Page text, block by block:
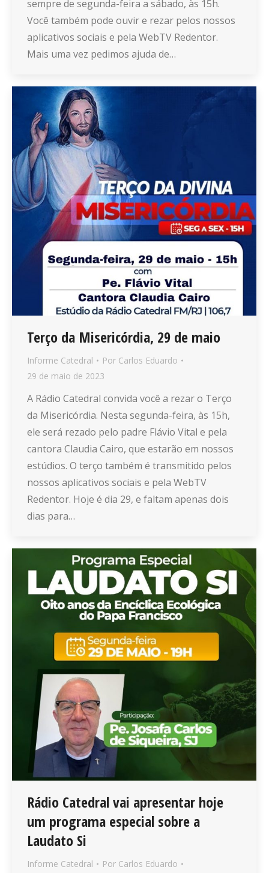
sempre de segunda-feira a sábado, às 15h.
Você também pode ouvir e rezar pelos nossos
aplicativos sociais e pela WebTV Redentor.
Mais uma vez pedimos ajuda de…
Terço da Misericórdia, 29 de maio
Informe Catedral Por Carlos Eduardo
29 de maio de 2023
A Rádio Catedral convida você a rezar o Terço
da Misericórdia. Nesta segunda-feira, às 15h,
ele será rezado pelo padre Flávio Vital e pela
cantora Claudia Cairo, que estarão em nossos
estúdios. O terço também é transmitido pelos
nossos aplicativos sociais e pela WebTV
Redentor. Hoje é dia 29, e faltam apenas dois
dias para…
Rádio Catedral vai apresentar hoje
um programa especial sobre a
Laudato Si
Informe Catedral Por Carlos Eduardo